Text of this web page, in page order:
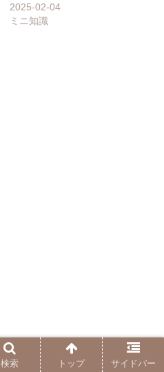
2025-02-04
ミニ知識
検索 トップ サイドバー